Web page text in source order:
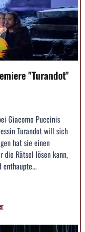
"Turandot"
Giacomo Puccinis
Turandot will sich
hat sie einen
die Rätsel lösen kann,